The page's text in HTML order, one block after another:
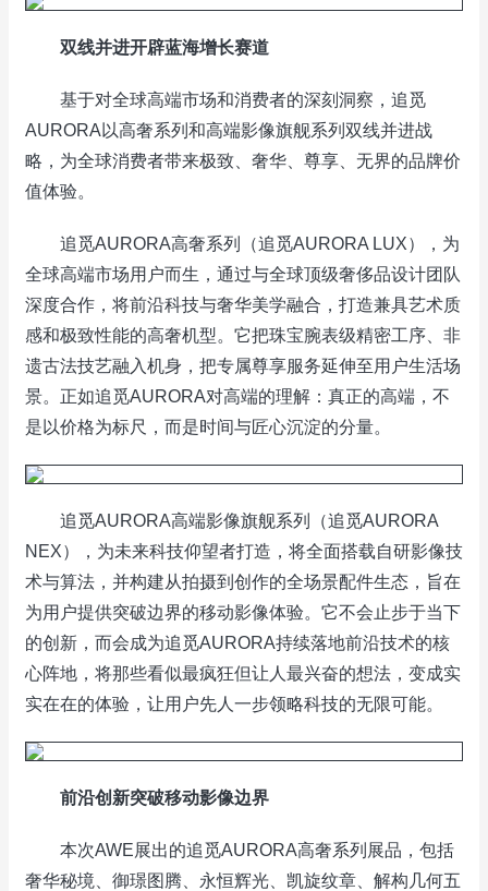
双线并进开辟蓝海增长赛道
基于对全球高端市场和消费者的深刻洞察，追觅
AURORA以高奢系列和高端影像旗舰系列双线并进战
略，为全球消费者带来极致、奢华、尊享、无界的品牌价
值体验。
追觅AURORA高奢系列（追觅AURORA LUX），为
全球高端市场用户而生，通过与全球顶级奢侈品设计团队
深度合作，将前沿科技与奢华美学融合，打造兼具艺术质
感和极致性能的高奢机型。它把珠宝腕表级精密工序、非
遗古法技艺融入机身，把专属尊享服务延伸至用户生活场
景。正如追觅AURORA对高端的理解：真正的高端，不
是以价格为标尺，而是时间与匠心沉淀的分量。
追觅AURORA高端影像旗舰系列（追觅AURORA
NEX），为未来科技仰望者打造，将全面搭载自研影像技
术与算法，并构建从拍摄到创作的全场景配件生态，旨在
为用户提供突破边界的移动影像体验。它不会止步于当下
的创新，而会成为追觅AURORA持续落地前沿技术的核
心阵地，将那些看似最疯狂但让人最兴奋的想法，变成实
实在在的体验，让用户先人一步领略科技的无限可能。
前沿创新突破移动影像边界
本次AWE展出的追觅AURORA高奢系列展品，包括
奢华秘境、御璟图腾、永恒辉光、凯旋纹章、解构几何五